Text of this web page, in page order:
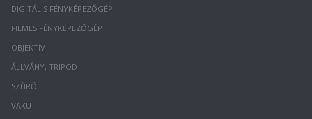
DIGITÁLIS FÉNYKÉPEZŐGÉP
FILMES FÉNYKÉPEZŐGÉP
OBJEKTÍV
ÁLLVÁNY, TRIPOD
SZŰRŐ
VAKU